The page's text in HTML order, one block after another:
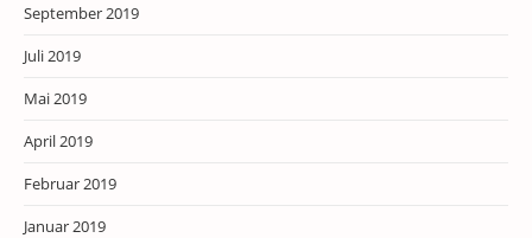
September 2019
Juli 2019
Mai 2019
April 2019
Februar 2019
Januar 2019